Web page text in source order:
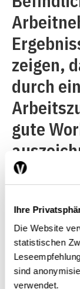
Ihre
Die Website
statistischen
sind
verwendet.
zeigen,
durch
gute
wurde
der
sich
Viertel